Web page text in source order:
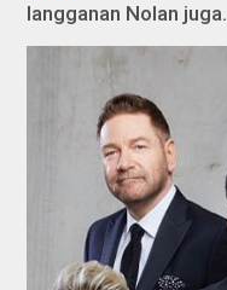
langganan Nolan juga.